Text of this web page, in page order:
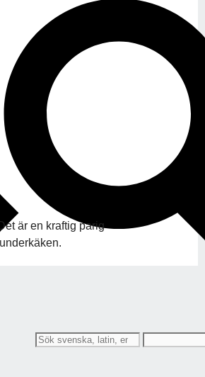
är en kraftig parig